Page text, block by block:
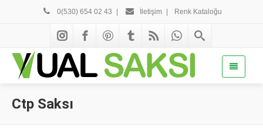
0(530) 654 02 43 İletişim Renk Kataloğu
Ctp Saksı